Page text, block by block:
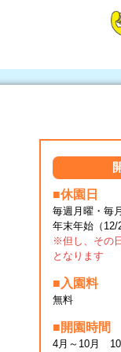
■休園日
毎週月曜・毎
年末年始（12/
※但し、その
となります
■入園料
無料
■開園時間
4月～10月 10